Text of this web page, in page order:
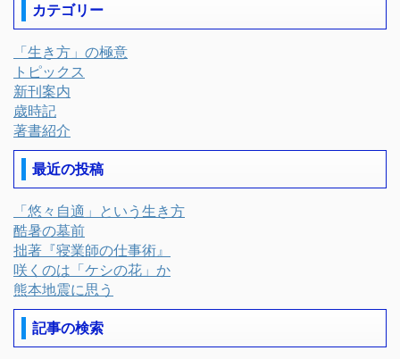
カテゴリー
「生き方」の極意
トピックス
新刊案内
歳時記
著書紹介
最近の投稿
「悠々自適」という生き方
酷暑の墓前
拙著『寝業師の仕事術』
咲くのは「ケシの花」か
熊本地震に思う
記事の検索